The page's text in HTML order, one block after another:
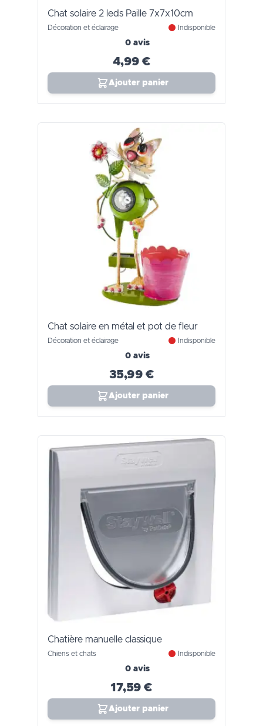
Chat solaire 2 leds Paille 7x7x10cm
Décoration et éclairage Indisponible
0 avis
4,99 €
Ajouter panier
Chat solaire en métal et pot de fleur
Décoration et éclairage Indisponible
0 avis
35,99 €
Ajouter panier
Chatière manuelle classique
Chiens et chats Indisponible
0 avis
17,59 €
Ajouter panier